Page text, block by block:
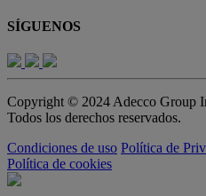
SÍGUENOS
Copyright © 2024 Adecco Group
Todos los derechos reservados.
Condiciones de uso Política de
Política de cookies